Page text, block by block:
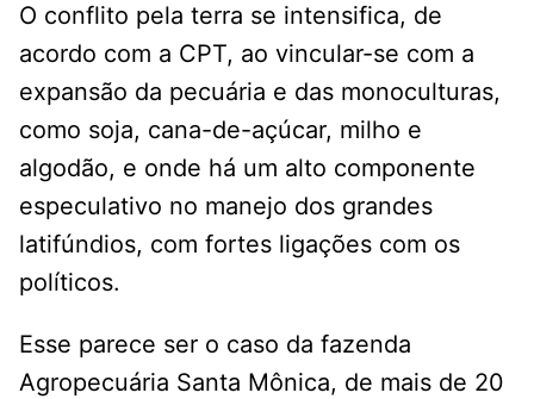
O conflito pela terra se intensifica, de
acordo com a CPT, ao vincular-se com a
expansão da pecuária e das monoculturas,
como soja, cana-de-açúcar, milho e
algodão, e onde há um alto componente
especulativo no manejo dos grandes
latifúndios, com fortes ligações com os
políticos.
Esse parece ser o caso da fazenda
Agropecuária Santa Mônica, de mais de 20